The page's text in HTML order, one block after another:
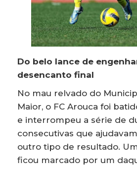
Do belo lance de
desencanto final
No mau relvado do
Maior, o FC Arouca foi
e interrompeu a série de
consecutivas que
outro tipo de resultado.
ficou marcado por um